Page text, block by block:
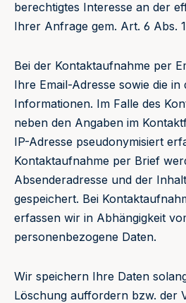
berechtigtes Interesse an der
Ihrer Anfrage gem. Art. 6 Abs.
Bei der Kontaktaufnahme per
Ihre Email-Adresse sowie die
Informationen. Im Falle des
neben den Angaben im
IP-Adresse pseudonymisiert
Kontaktaufnahme per Brief
Absenderadresse und der
gespeichert. Bei
erfassen wir in Abhängigkeit
personenbezogene Daten.
Wir speichern Ihre Daten
Löschung auffordern bzw. der